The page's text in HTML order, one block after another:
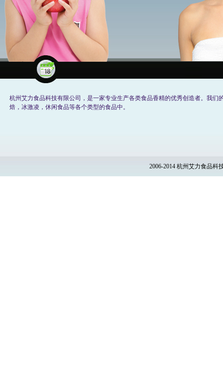
杭州艾力食品科技有限公司，是一家专业生产各类食品香精的优秀创造者。我们
焙，冰激凌，休闲食品等各个类型的食品中。
2006-2014 杭州艾力食品科